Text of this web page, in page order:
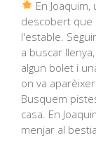
En
descobert que
l'estable.
a buscar
algun bolet i
on va
Busquem
casa. En
menjar al